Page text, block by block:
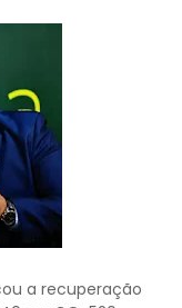
a recuperação